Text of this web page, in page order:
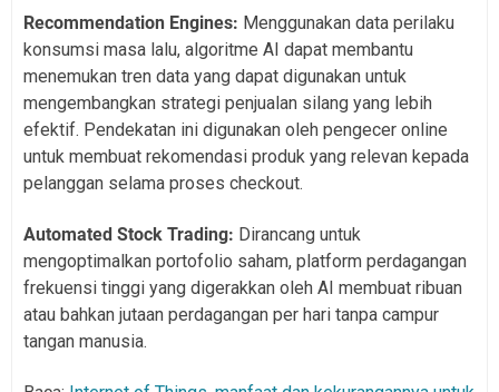
Recommendation Engines: Menggunakan data perilaku
konsumsi masa lalu, algoritme AI dapat membantu
menemukan tren data yang dapat digunakan untuk
mengembangkan strategi penjualan silang yang lebih
efektif. Pendekatan ini digunakan oleh pengecer online
untuk membuat rekomendasi produk yang relevan kepada
pelanggan selama proses checkout.
Automated Stock Trading: Dirancang untuk
mengoptimalkan portofolio saham, platform perdagangan
frekuensi tinggi yang digerakkan oleh AI membuat ribuan
atau bahkan jutaan perdagangan per hari tanpa campur
tangan manusia.